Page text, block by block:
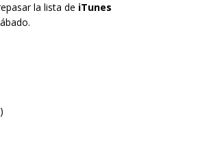
la lista de iTunes